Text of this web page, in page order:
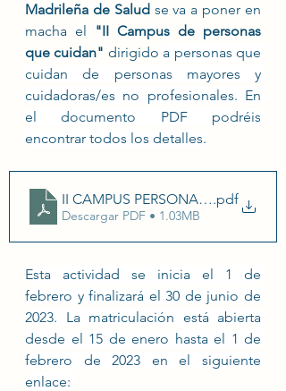
Madrileña de Salud se va a poner en
macha el
"II Campus de personas
que cuidan" dirigido a personas que
cuidan de personas mayores y
cuidadoras/es no profesionales. En
el documento PDF podréis
encontrar todos los detalles.
II CAMPUS PERSONA QUE CUIDA
.pdf
Descargar PDF • 1.03MB
Esta actividad se inicia el 1 de
febrero y finalizará el 30 de junio de
2023. La matriculación está abierta
desde el 15 de enero hasta el 1 de
febrero de 2023 en el siguiente
enlace: